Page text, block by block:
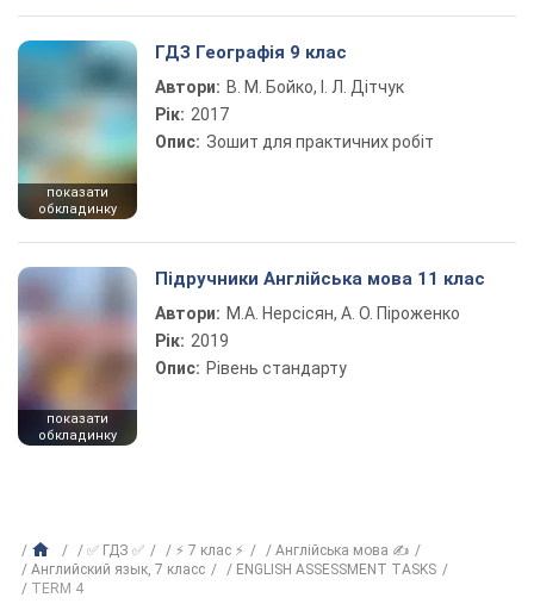
показати
обкладинку
ГДЗ Географія 9 клас
Автори: В. М. Бойко, І. Л. Дітчук
Рік: 2017
Опис: Зошит для практичних робіт
показати
обкладинку
Підручники Англійська мова 11 клас
Автори: М.А. Нерсісян, А. О. Піроженко
Рік: 2019
Опис: Рівень стандарту
✅ ГДЗ ✅ ⚡ 7 клас ⚡
Англійська мова ✍
Английский язык, 7 класс
ENGLISH ASSESSMENT TASKS
TERM 4